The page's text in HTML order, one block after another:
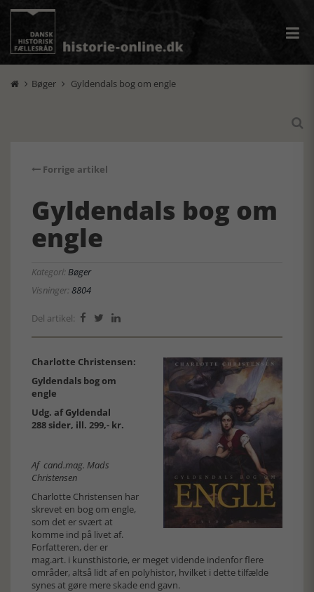
 Bøger  Gyldendals bog om engle

Forrige artikel
Gyldendals bog om
engle
Kategori:Bøger
Visninger:8804
Del artikel:   
Charlotte Christensen:
Gyldendals bog om
engle
Udg. afGyldendal
288 sider, ill. 299,- kr.
Af cand.mag. Mads
Christensen
Charlotte Christensen har
skrevet en bog om engle,
som det er svært at
komme ind på livet af.
Forfatteren, der er
mag.art. i kunsthistorie, er meget vidende indenfor flere
områder, altså lidt af en polyhistor, hvilket i dette tilfælde
synes at gøre mere skade end gavn.